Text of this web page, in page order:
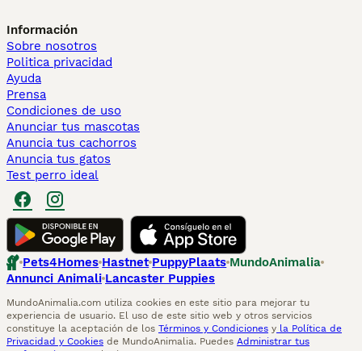
Información
Sobre nosotros
Politica privacidad
Ayuda
Prensa
Condiciones de uso
Anunciar tus mascotas
Anuncia tus cachorros
Anuncia tus gatos
Test perro ideal
Pets4Homes Hastnet PuppyPlaats MundoAnimalia
Annunci Animali Lancaster Puppies
MundoAnimalia.com utiliza cookies en este sitio para mejorar tu
experiencia de usuario. El uso de este sitio web y otros servicios
constituye la aceptación de los Términos y Condiciones y la Política de
Privacidad y Cookies de MundoAnimalia. Puedes Administrar tus